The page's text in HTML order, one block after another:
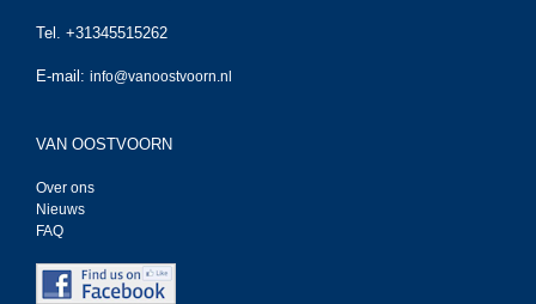
Tel. +31345515262
E-mail: info@vanoostvoorn.nl
VAN OOSTVOORN
Over ons
Nieuws
FAQ